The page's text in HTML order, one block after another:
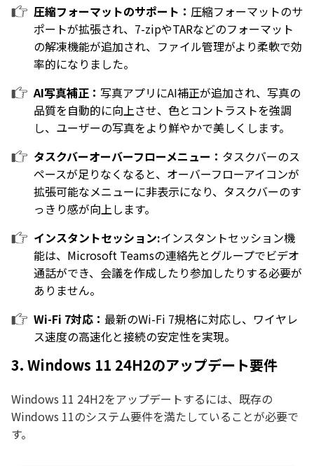
圧縮フォーマットのサポート： 圧縮フォーマットのサ
ポートが拡張され、7-zipやTARなどのフォーマット
の解凍機能が追加され、ファイル管理がより柔軟で効
率的になりました。
AI写真補正： 写真アプリにAI補正が追加され、写真の
品質を自動的に向上させ、色とコントラストを強調
し、ユーザーの写真をより鮮やかで美しくします。
タスクバーオーバーフローメニュー： タスクバーのス
ペースが足りなくなると、オーバーフローアイコンが
拡張可能なメニューに非表示になり、タスクバーのす
っきり感が向上します。
インスタントセッション:インスタントセッション機
能は、Microsoft Teamsの連絡先とグループでビデオ
通話ができ、会議を作成したり参加したりする必要が
ありません。
Wi-Fi 7対応： 最新のWi-Fi 7規格に対応し、ワイヤレ
ス速度の高速化と接続の安定性を実現。
3. Windows 11 24H2のアップデート要件
Windows 11 24H2をアップデートするには、既存の
Windows 11のシステム要件を満たしていることが必要で
す。